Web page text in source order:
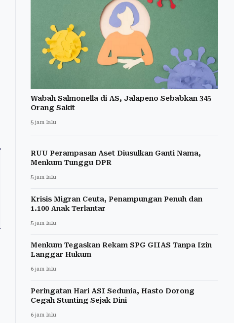
Wabah Salmonella di AS, Jalapeno Sebabkan 345
Orang Sakit
5 jam lalu
RUU Perampasan Aset Diusulkan Ganti Nama,
Menkum Tunggu DPR
5 jam lalu
Krisis Migran Ceuta, Penampungan Penuh dan
1.100 Anak Terlantar
5 jam lalu
Menkum Tegaskan Rekam SPG GIIAS Tanpa Izin
Langgar Hukum
6 jam lalu
Peringatan Hari ASI Sedunia, Hasto Dorong
Cegah Stunting Sejak Dini
6 jam lalu